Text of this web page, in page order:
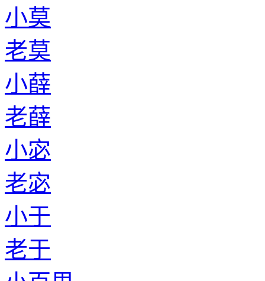
小莫
老莫
小薛
老薛
小宓
老宓
小于
老于